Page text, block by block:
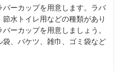
バーカップを用意します。ラバ
水トイレ用などの種類があり
ーカップを用意しましょう。
、バケツ、雑巾、ゴミ袋など